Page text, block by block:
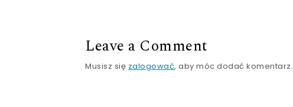
Leave a Comment
Musisz się zalogować, aby móc dodać komentarz.